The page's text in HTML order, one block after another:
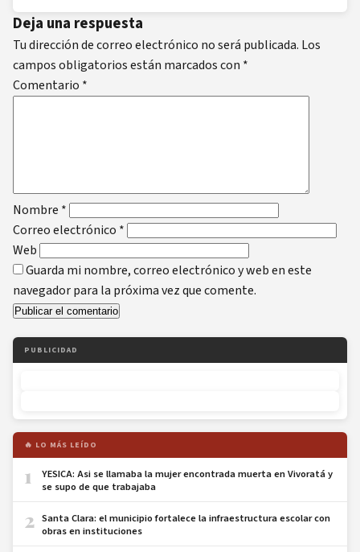
Deja una respuesta
Tu dirección de correo electrónico no será publicada. Los
campos obligatorios están marcados con *
Comentario *
Nombre *
Correo electrónico *
Web
Guarda mi nombre, correo electrónico y web en este
navegador para la próxima vez que comente.
PUBLICIDAD
🔥 LO MÁS LEÍDO
1
YESICA: Asi se llamaba la mujer encontrada muerta en Vivoratá y
se supo de que trabajaba
2 Santa Clara: el municipio fortalece la infraestructura escolar con
obras en instituciones